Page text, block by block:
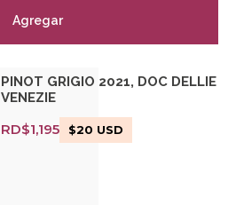
Agregar
PINOT GRIGIO 2021, DOC DELLIE
VENEZIE
RD$1,195 $20 USD